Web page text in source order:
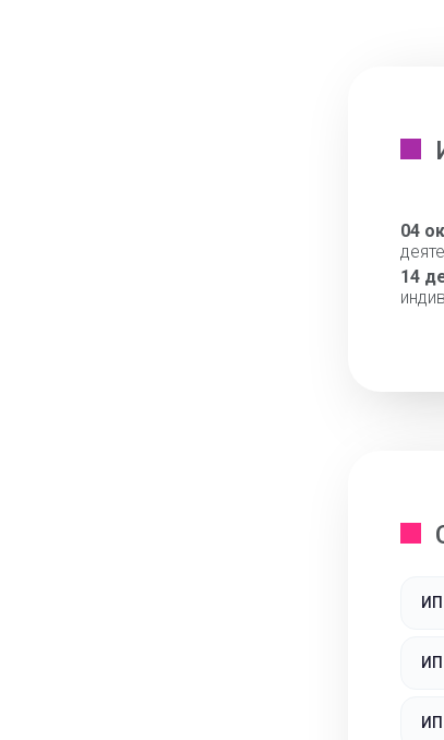
04
14
ИП